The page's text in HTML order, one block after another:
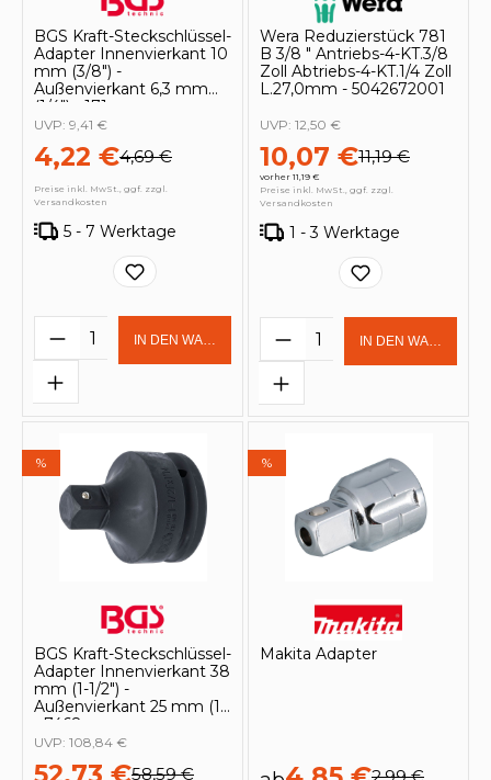
BGS Kraft-Steckschlüssel-
Adapter Innenvierkant 10
mm (3/8") -
Außenvierkant 6,3 mm
(1/4") - 171
4,22 €4,69 €
UVP: 9,41 €
Preise inkl. MwSt., ggf. zzgl.
Versandkosten
5 - 7 Werktage
Produkt Anzahl: Gib den
IN DEN WARENKORB
Wera Reduzierstück 781
B 3/8 " Antriebs-4-KT.3/8
Zoll Abtriebs-4-KT.1/4 Zoll
L.27,0mm - 5042672001
10,07 €11,19 €
vorher 11,19 €
UVP: 12,50 €
Preise inkl. MwSt., ggf. zzgl.
Versandkosten
1 - 3 Werktage
Produkt Anzahl:
IN DEN
%
BGS Kraft-Steckschlüssel-
Adapter Innenvierkant 38
mm (1-1/2") -
Außenvierkant 25 mm (1")
- 7468
58,59 €
UVP: 108,84 €
%
Makita Adapter
2,99 €